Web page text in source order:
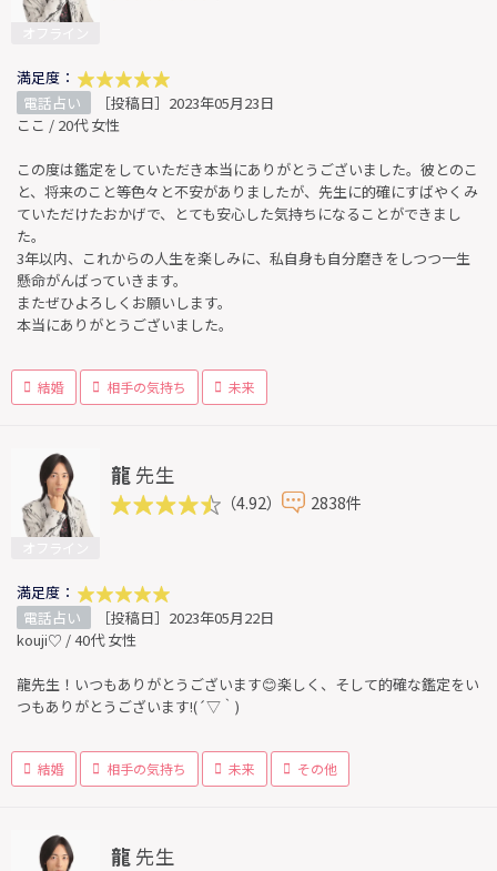
満足度：
電話占い
［投稿日］2023年05月23日
ここ / 20代 女性
この度は鑑定をしていただき本当にありがとうございました。彼とのこ
と、将来のこと等色々と不安がありましたが、先生に的確にすばやくみ
ていただけたおかげで、とても安心した気持ちになることができまし
た。
3年以内、これからの人生を楽しみに、私自身も自分磨きをしつつ一生
懸命がんばっていきます。
またぜひよろしくお願いします。
本当にありがとうございました。
結婚 相手の気持ち 未来
龍 先生
（4.92） 2838件
満足度：
電話占い
［投稿日］2023年05月22日
kouji♡ / 40代 女性
龍先生！いつもありがとうございます😊楽しく、そして的確な鑑定をい
つもありがとうございます!(´▽｀)
結婚 相手の気持ち 未来 その他
龍 先生